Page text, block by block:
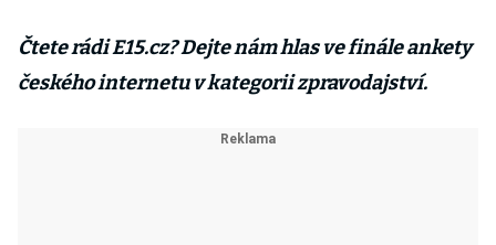
Čtete rádi E15.cz? Dejte nám hlas ve finále ankety
českého internetu v kategorii zpravodajství.